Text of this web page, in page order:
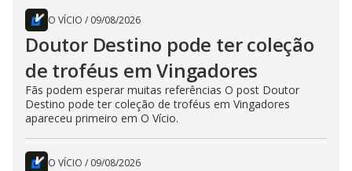
O VÍCIO / 09/08/2026
Doutor Destino pode ter coleção
de troféus em Vingadores
Fãs podem esperar muitas referências O post Doutor
Destino pode ter coleção de troféus em Vingadores
apareceu primeiro em O Vício.
O VÍCIO / 09/08/2026